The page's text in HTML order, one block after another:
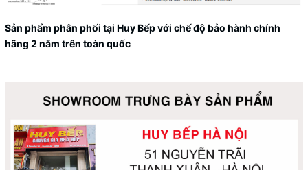
Sản phẩm phân phối tại Huy Bếp với chế độ bảo hành chính
hãng 2 năm trên toàn quốc